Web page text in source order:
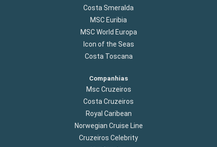
Costa Smeralda
MSC Euribia
MSC World Europa
Icon of the Seas
Costa Toscana
Companhias
Msc Cruzeiros
Costa Cruzeiros
Royal Caribean
Norwegian Cruise Line
Cruzeiros Celebrity